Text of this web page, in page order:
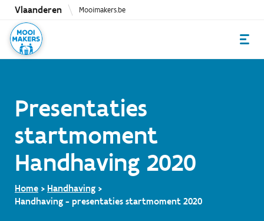
Overslaan
naar
inhoud
Vlaanderen Mooimakers.be
Presentaties
startmoment
Handhaving 2020
Home
Handhaving
Handhaving - presentaties startmoment 2020